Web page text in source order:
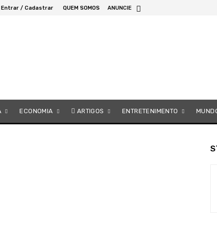
Entrar / Cadastrar QUEM SOMOS ANUNCIE
ECONOMIA ARTIGOS ENTRETENIMENTO